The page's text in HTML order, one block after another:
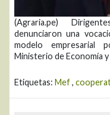
(Agraria.pe)
denunciaron una
modelo empresarial
Ministerio de Economía y
Etiquetas: Mef,